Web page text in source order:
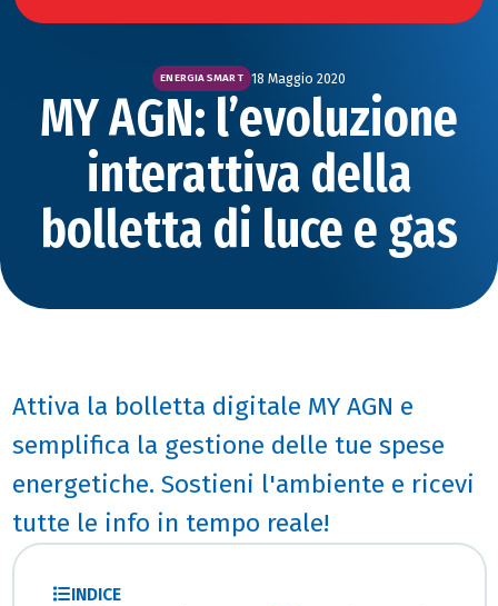
ENERGIA SMART 18 Maggio 2020
MY AGN: l’evoluzione
interattiva della
bolletta di luce e gas
Attiva la bolletta digitale MY AGN e
semplifica la gestione delle tue spese
energetiche. Sostieni l'ambiente e ricevi
tutte le info in tempo reale!
INDICE